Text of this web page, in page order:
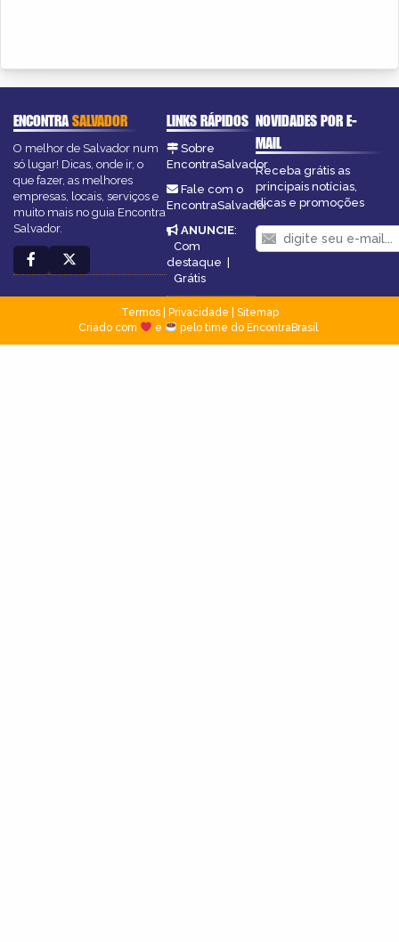
ENCONTRASALVADOR
O melhor de Salvador num
só lugar! Dicas, onde ir, o
que fazer, as melhores
empresas, locais, serviços e
muito mais no guia Encontra
Salvador.
LINKS RÁPIDOS
Sobre
EncontraSalvador
Fale com o
EncontraSalvador
ANUNCIE:
Com
destaque |
Grátis
NOVIDADES POR E-
MAIL
Receba grátis as
principais notícias,
dicas e promoções
Termos| Privacidade
Sitemap
Criado com
e pelo time do EncontraBrasil